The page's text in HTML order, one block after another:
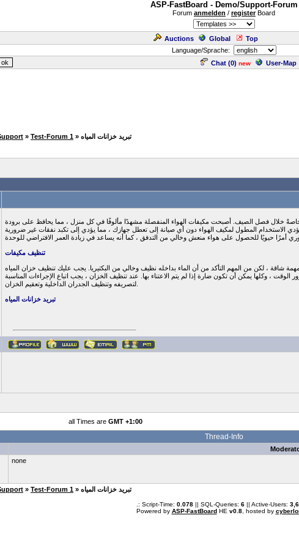
ASP-FastBoard - Demo/Support-Forum
Forum anmelden / registerBoard
Auctions Global Top
Language/Sprache:
Chat (0) new User-Map
» Test-Forum 1 » تبريد خزانات المياه
، خاصةً خلال فصل الصيف. أصبحت مكيفات الهواء المنفصلة مشهدًا مألوفًا في كل منزل ، مما يحافظ على برودة
تنظيف مكيفات
شاقة ، لكن من المهم التأكد من أن الماء بداخله نظيف وخالي من البكتيريا. يجب عليك تنظيف خزان المياه
، وكلها يمكن أن تكون ضارة إذا لم يتم الاعتناء بها. عند تنظيف الخزان ، يجب اتباع الإجراءات المناسبة
تبريد خزانات المياه
all Times are GMT +1:00
Thread-Info
none
» Test-Forum 1 » تبريد خزانات المياه
.: Script-Time: 0.078|| SQL-Queries: 6|| Active-Users:
Powered by ASP-FastBoardHE v0.8, hosted by